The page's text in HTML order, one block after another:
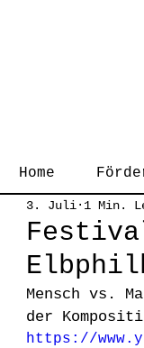
Home
3. Juli 1 Min.
Mensch vs.
der
https://